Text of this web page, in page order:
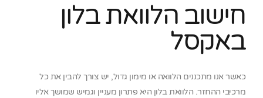
חישוב הלוואת בלון
באקסל
כאשר אנו מתכננים הלוואה או מימון גדול, יש צורך להבין את כל
מרכיבי ההחזר. הלוואת בלון היא פתרון מעניין וגמיש שמושך אליו